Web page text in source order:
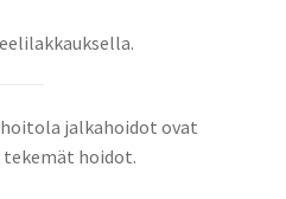
jalkahoidot ovat
hoidot.